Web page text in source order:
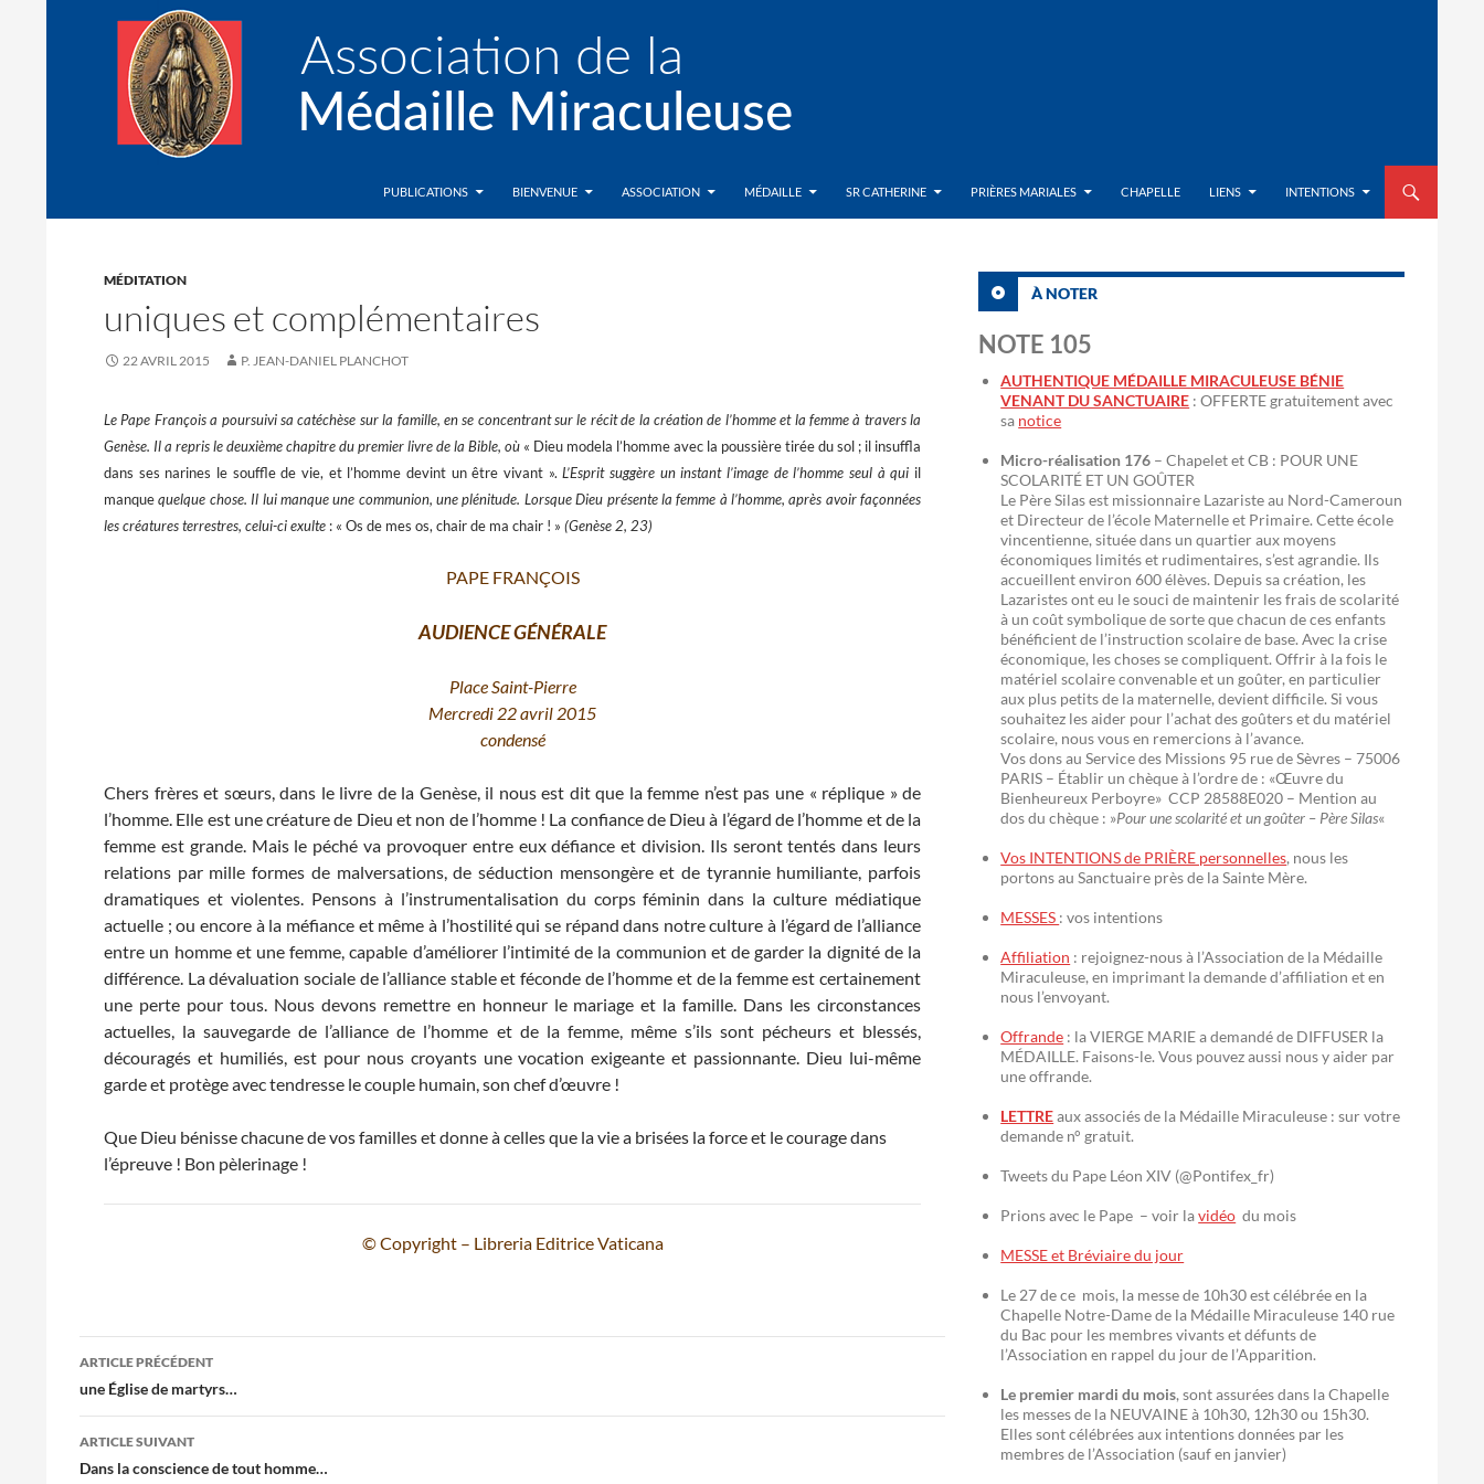
Association de la Médaille MiraculeusePUBLICATIONS
BIENVENUE ASSOCIATION MÉDAILLE SR CATHERINE PRIÈRES MARIALES CHAPELLE LIENS INTENTIONS
MÉDITATION
uniques et complémentaires
22 AVRIL 2015 P. JEAN-DANIEL PLANCHOT
Le Pape François a poursuivi sa catéchèse sur la famille, en se concentrant sur le récit de la création de l’homme et la femme à travers la
Genèse. Il a repris le deuxième chapitre du premier livre de la Bible, où « Dieu modela l’homme avec la poussière tirée du sol ; il insuffla
dans ses narines le souffle de vie, et l’homme devint un être vivant ».L’Esprit suggère un instant l’image de l’homme seul à qui il
manquequelque chose. Il lui manque une communion, une plénitude. Lorsque Dieu présente la femme à l’homme, après avoir façonnées
les créatures terrestres, celui-ci exulte : « Os de mes os, chair de ma chair ! »(Genèse 2, 23)
PAPE FRANÇOIS
AUDIENCE GÉNÉRALE
Place Saint-Pierre
Mercredi 22 avril 2015
condensé
Chers frères et sœurs, dans le livre de la Genèse, il nous est dit que la femme n’est pas une « réplique » de
l’homme. Elle est une créature de Dieu et non de l’homme ! La confiance de Dieu à l’égard de l’homme et de la
femme est grande. Mais le péché va provoquer entre eux défiance et division. Ils seront tentés dans leurs
relations par mille formes de malversations, de séduction mensongère et de tyrannie humiliante, parfois
dramatiques et violentes. Pensons à l’instrumentalisation du corps féminin dans la culture médiatique
actuelle ; ou encore à la méfiance et même à l’hostilité qui se répand dans notre culture à l’égard de l’alliance
entre un homme et une femme, capable d’améliorer l’intimité de la communion et de garder la dignité de la
différence. La dévaluation sociale de l’alliance stable et féconde de l’homme et de la femme est certainement
une perte pour tous. Nous devons remettre en honneur le mariage et la famille. Dans les circonstances
actuelles, la sauvegarde de l’alliance de l’homme et de la femme, même s’ils sont pécheurs et blessés,
découragés et humiliés, est pour nous croyants une vocation exigeante et passionnante. Dieu lui-même
garde et protège avec tendresse le couple humain, son chef d’œuvre !
Que Dieu bénisse chacune de vos familles et donne à celles que la vie a brisées la force et le courage dans
l’épreuve ! Bon pèlerinage !
© Copyright – Libreria Editrice Vaticana
Navigation
des
articles
ARTICLE PRÉCÉDENT
une Église de martyrs…
ARTICLE SUIVANT
Dans la conscience de tout homme…
À NOTER
NOTE 105
AUTHENTIQUE MÉDAILLE MIRACULEUSE BÉNIE
VENANT DU SANCTUAIRE : OFFERTE gratuitement avec
sa notice
Micro-réalisation 176 – Chapelet et CB : POUR UNE
SCOLARITÉ ET UN GOÛTER
Le Père Silas est missionnaire Lazariste au Nord-Cameroun
et Directeur de l’école Maternelle et Primaire. Cette école
vincentienne, située dans un quartier aux moyens
économiques limités et rudimentaires, s’est agrandie. Ils
accueillent environ 600 élèves. Depuis sa création, les
Lazaristes ont eu le souci de maintenir les frais de scolarité
à un coût symbolique de sorte que chacun de ces enfants
bénéficient de l’instruction scolaire de base. Avec la crise
économique, les choses se compliquent. Offrir à la fois le
matériel scolaire convenable et un goûter, en particulier
aux plus petits de la maternelle, devient difficile. Si vous
souhaitez les aider pour l’achat des goûters et du matériel
scolaire, nous vous en remercions à l’avance.
Vos dons au Service des Missions 95 rue de Sèvres – 75006
PARIS – Établir un chèque à l’ordre de : «Œuvre du
Bienheureux Perboyre» CCP 28588E020 – Mention au
dos du chèque : »Pour une scolarité et un goûter – Père Silas«
Vos INTENTIONS de PRIÈRE personnelles, nous les
portons au Sanctuaire près de la Sainte Mère.
MESSES : vos intentions
Affiliation : rejoignez-nous à l’Association de la Médaille
Miraculeuse, en imprimant la demande d’affiliation et en
nous l’envoyant.
Offrande : la VIERGE MARIE a demandé de DIFFUSER la
MÉDAILLE. Faisons-le. Vous pouvez aussi nous y aider par
une offrande.
LETTREaux associés de la Médaille Miraculeuse : sur votre
demande n° gratuit.
Tweets du Pape Léon XIV (@Pontifex_fr)
Prions avec le Pape – voir lavidéo du mois
MESSE et Bréviaire du jour
Le 27 de ce mois, la messe de 10h30 est célébrée en la
Chapelle Notre-Dame de la Médaille Miraculeuse 140 rue
du Bac pour les membres vivants et défunts de
l’Association en rappel du jour de l’Apparition.
Le premier mardi du mois, sont assurées dans la Chapelle
les messes de la NEUVAINE à 10h30, 12h30 ou 15h30.
Elles sont célébrées aux intentions données par les
membres de l’Association (sauf en janvier)